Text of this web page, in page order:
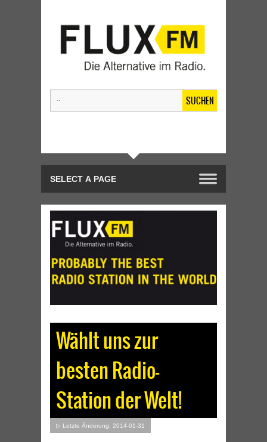
SUCHEN
Wählt uns zur
besten Radio-
Station der Welt!
▷ Letzte Änderung: 2014-01-31